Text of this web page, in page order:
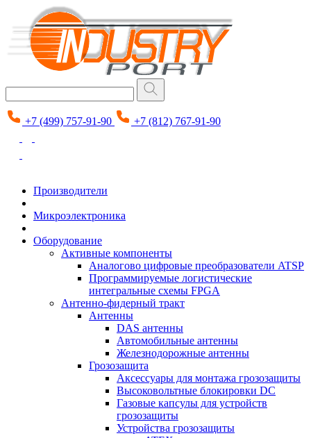
+7 (499) 757-91-90 +7 (812) 767-91-90
Производители
Микроэлектроника
Оборудование
Активные компоненты
Аналогово цифровые преобразователи ATSP
Программируемые логистические
интегральные схемы FPGA
Антенно-фидерный тракт
Антенны
DAS антенны
Автомобильные антенны
Железнодорожные антенны
Грозозащита
Аксессуары для монтажа грозозащиты
Высоковольтные блокировки DC
Газовые капсулы для устройств
грозозащиты
Устройства грозозащиты